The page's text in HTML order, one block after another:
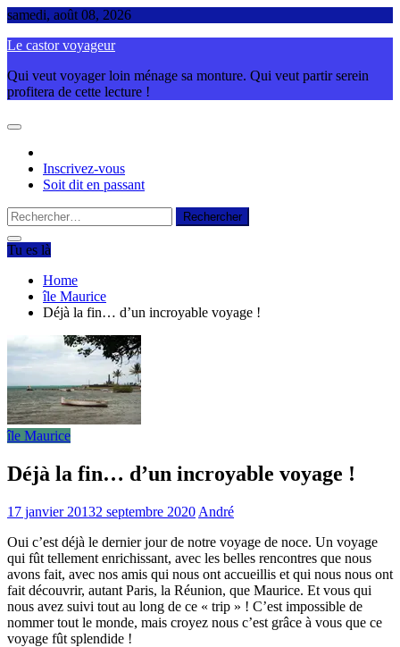
Skip
content
samedi, août 08, 2026
Le castor voyageur
Qui veut voyager loin ménage sa monture. Qui veut partir serein
profitera de cette lecture !
Inscrivez-vous
Soit dit en passant
Rechercher :
Tu es là
Home
île Maurice
Déjà la fin… d’un incroyable voyage !
île Maurice
Déjà la fin… d’un incroyable voyage !
17 janvier 20132 septembre 2020 André
Oui c’est déjà le dernier jour de notre voyage de noce. Un voyage
qui fût tellement enrichissant, avec les belles rencontres que nous
avons fait, avec nos amis qui nous ont accueillis et qui nous nous ont
fait découvrir, autant Paris, la Réunion, que Maurice. Et vous qui
nous avez suivi tout au long de ce « trip » ! C’est impossible de
nommer tout le monde, mais croyez nous c’est grâce à vous que ce
voyage fût splendide !